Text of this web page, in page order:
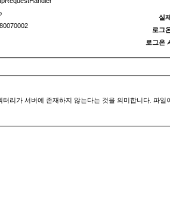
실
로그
로그온
터리가 서버에 존재하지 않는다는 것을 의미합니다. 파